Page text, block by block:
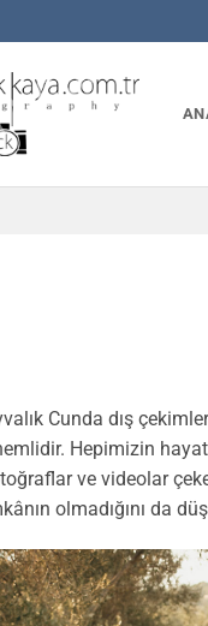
Cunda dış
Hepimizin
ve videolar
olmadığını da